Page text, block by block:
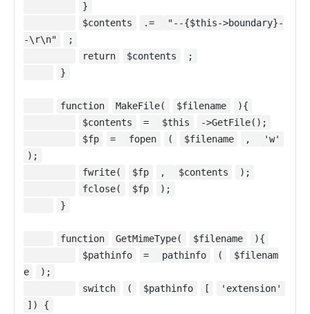
}
$contents
.=
"--{$this->boundary}-
-\r\n"
;
return
$contents
;
}
function MakeFile( $filename
){
$contents
= $this
->GetFile();
$fp
= fopen ( $filename ,
'w'
);
fwrite(
$fp , $contents
);
fclose(
$fp
);
}
function GetMimeType( $filename
){
$pathinfo
= pathinfo (
$filenam
e
);
switch
( $pathinfo [
'extension'
]) {